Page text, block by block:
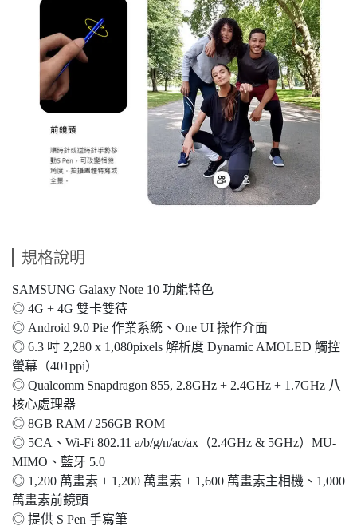
規格說明
SAMSUNG Galaxy Note 10 功能特色
◎ 4G + 4G 雙卡雙待
◎ Android 9.0 Pie 作業系統、One UI 操作介面
◎ 6.3 吋 2,280 x 1,080pixels 解析度 Dynamic AMOLED 觸控
螢幕（401ppi）
◎ Qualcomm Snapdragon 855, 2.8GHz + 2.4GHz + 1.7GHz 八
核心處理器
◎ 8GB RAM / 256GB ROM
◎ 5CA、Wi-Fi 802.11 a/b/g/n/ac/ax（2.4GHz & 5GHz）MU-
MIMO、藍牙 5.0
◎ 1,200 萬畫素 + 1,200 萬畫素 + 1,600 萬畫素主相機、1,000
萬畫素前鏡頭
◎ 提供 S Pen 手寫筆